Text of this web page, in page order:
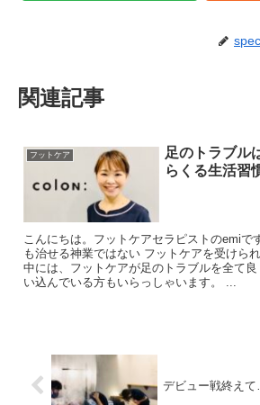
関連記事
フットケア
足のトラブル
らくる生活習
こんにちは。フットケアセラピストのemiで
も治せる神業ではない フットケアを受けら
中には、フットケアが足のトラブルを全て
い込んでいる方もいらっしゃいます。 ...
デビュー戦終え